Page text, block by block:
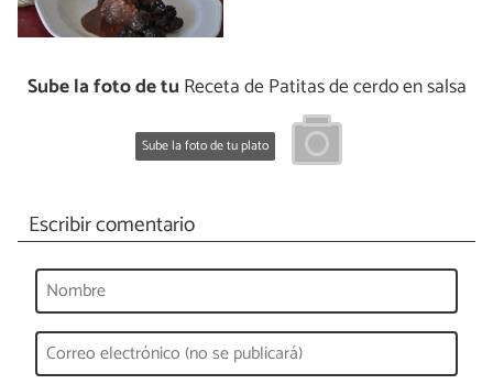
Sube la foto de tu Receta de Patitas de cerdo en salsa
Sube la foto de tu plato
Escribir comentario